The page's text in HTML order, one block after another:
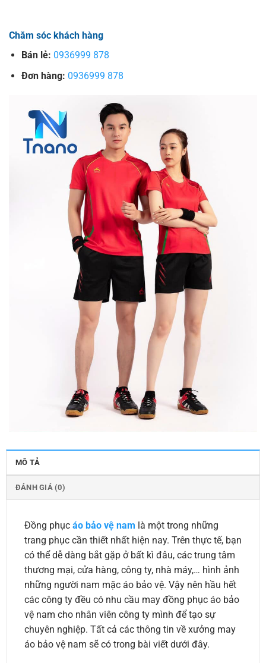
Chăm sóc khách hàng
Bán lẻ: 0936999 878
Đơn hàng: 0936999 878
MÔ TẢ
ĐÁNH GIÁ (0)
Đồng phục áo bảo vệ nam là một trong những
trang phục cần thiết nhất hiện nay. Trên thực tế, bạn
có thể dễ dàng bắt gặp ở bất kì đâu, các trung tâm
thương mại, cửa hàng, công ty, nhà máy,… hình ảnh
những người nam mặc áo bảo vệ. Vậy nên hầu hết
các công ty đều có nhu cầu may đồng phục áo bảo
vệ nam cho nhân viên công ty mình để tạo sự
chuyên nghiệp. Tất cả các thông tin về xưởng may
áo bảo vệ nam sẽ có trong bài viết dưới đây.